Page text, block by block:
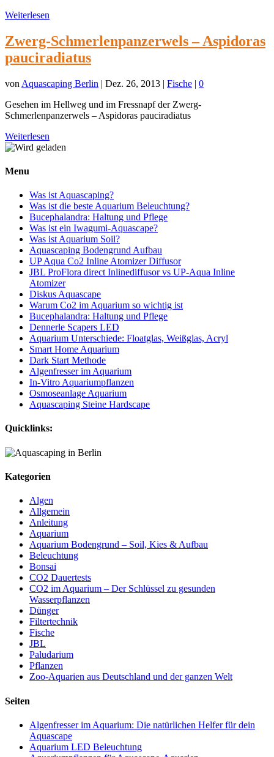
Weiterlesen
Zwerg-Schmerlenpanzerwels – Aspidoras
pauciradiatus
von Aquascaping Berlin | Dez. 26, 2013 | Fische | 0
Gesehen im Hellweg und im Fressnapf der Zwerg-
Schmerlenpanzerwels – Aspidoras pauciradiatus
Weiterlesen
Menu
Was ist Aquascaping?
Was ist die beste Aquarium Beleuchtung?
Bucephalandra: Haltung und Pflege
Was ist ein Iwagumi-Aquascape?
Was ist Aquarium Soil?
Aquascaping Bodengrund Aufbau
UP Aqua Co2 Inline Atomizer Diffusor
JBL ProFlora direct Inlinediffusor vs UP-Aqua Inline
Atomizer
Diskus Aquascape
Warum Co2 im Aquarium so wichtig ist
Bucephalandra: Haltung und Pflege
Dennerle Scapers LED
Aquarium Unterschiede: Floatglas, Weißglas, Acryl
Smart Home Aquarium
Dark Start Methode
Algenfresser im Aquarium
In-Vitro Aquariumpflanzen
Osmoseanlage Aquarium
Aquascaping Steine Hardscape
Quicklinks:
Kategorien
Algen
Allgemein
Anleitung
Aquarium
Aquarium Bodengrund – Soil, Kies & Aufbau
Beleuchtung
Bonsai
CO2 Dauertests
CO2 im Aquarium – Der Schlüssel zu gesunden
Wasserpflanzen
Dünger
Filtertechnik
Fische
JBL
Paludarium
Pflanzen
Zoo-Aquarien aus Deutschland und der ganzen Welt
Seiten
Algenfresser im Aquarium: Die natürlichen Helfer für dein
Aquascape
Aquarium LED Beleuchtung